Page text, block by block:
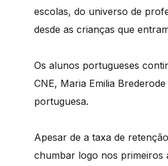
escolas, do universo de
desde as crianças que
Os alunos portugueses
CNE, Maria Emilia
portuguesa.
Apesar de a taxa de
chumbar logo nos primeiros